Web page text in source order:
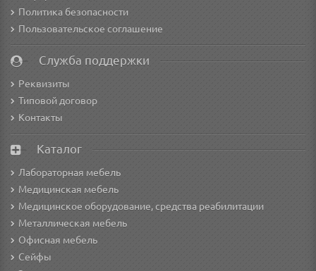
Политика безопасности
Пользовательское соглашение
Служба поддержки
Реквизиты
Типовой договор
Контакты
Каталог
Лабораторная мебель
Медицинская мебель
Медицинское оборудование, средства реабилитации
Металлическая мебель
Офисная мебель
Сейфы